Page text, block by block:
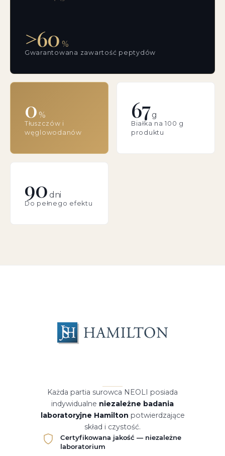
>60 %
Gwarantowana zawartość peptydów
0 %
Tłuszczów i
węglowodanów
67g
Białka na 100 g
produktu
90 dni
Do pełnego efektu
Każda partia surowca NEOLI posiada
indywidualne niezależne badania
laboratoryjne Hamilton potwierdzające
skład i czystość.
Certyfikowana jakość — niezależne
laboratorium